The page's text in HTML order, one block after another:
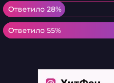
Ответило 28%
Ответило 28%
Ответило 55%
Ответило 55%